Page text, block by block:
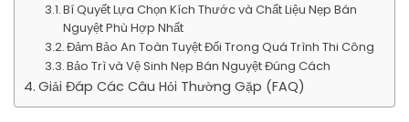
Bí Quyết Lựa Chọn Kích Thước và Chất Liệu Nẹp Bán
Nguyệt Phù Hợp Nhất
Đảm Bảo An Toàn Tuyệt Đối Trong Quá Trình Thi Công
Bảo Trì và Vệ Sinh Nẹp Bán Nguyệt Đúng Cách
Giải Đáp Các Câu Hỏi Thường Gặp (FAQ)